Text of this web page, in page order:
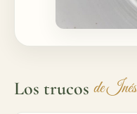
Los trucos de Inés